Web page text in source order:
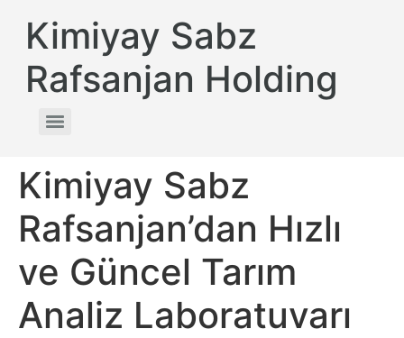
Kimiyay Sabz
Rafsanjan Holding
Kimiyay Sabz
Rafsanjan’dan Hızlı
ve Güncel Tarım
Analiz Laboratuvarı